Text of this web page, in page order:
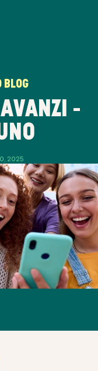
BLOG
-
2025